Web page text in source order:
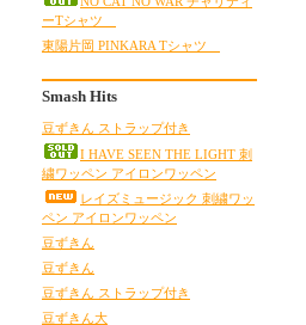
ーTシャツ
東陽片岡 PINKARA Tシャツ
Smash Hits
豆ずきん ストラップ付き
I HAVE SEEN THE LIGHT 刺
繍ワッペン アイロンワッペン
レイズミュージック 刺繍ワッ
ペン アイロンワッペン
豆ずきん
豆ずきん
豆ずきん ストラップ付き
豆ずきん大